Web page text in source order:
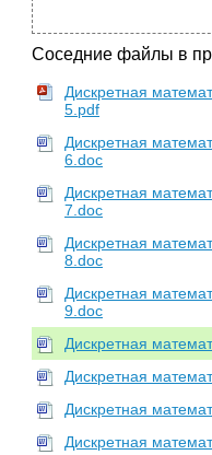
Соседние файлы в
Дискретная
5.pdf
Дискретная
6.doc
Дискретная
7.doc
Дискретная
8.doc
Дискретная
9.doc
Дискретная
Дискретная
Дискретная
Дискретная